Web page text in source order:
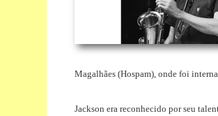
Magalhães (Hospam), onde foi
Jackson era reconhecido por seu